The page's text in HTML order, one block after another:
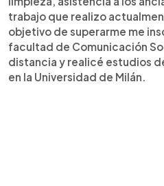
trabajo que realizo
objetivo de superarme me
facultad de Comunicación
distancia y realicé estudios
en la Universidad de Milán.